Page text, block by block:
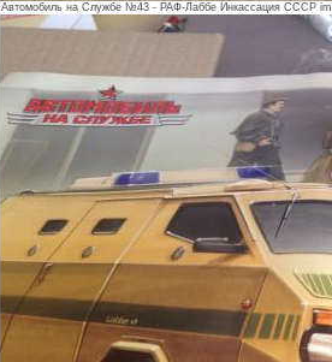
Автомобиль на Службе №43 - РАФ-Лаббе Инкассация СССР